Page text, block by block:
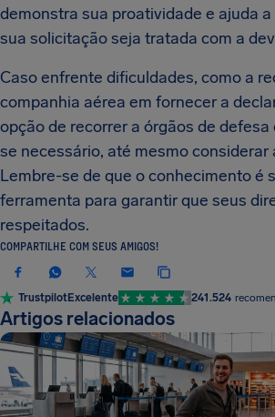
demonstra sua proatividade e ajuda
sua solicitação seja tratada com a
Caso enfrente dificuldades, como a
companhia aérea em fornecer a
opção de recorrer a órgãos de defesa
se necessário, até mesmo considerar
Lembre-se de que o conhecimento é
ferramenta para garantir que seus
respeitados.
COMPARTILHE COM SEUS AMIGOS!
TrustpilotExcelente 241.524
Artigos relacionados